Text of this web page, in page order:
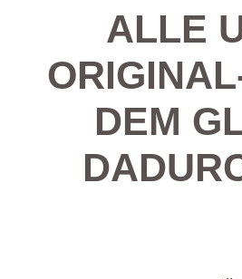
ALLE
DEM